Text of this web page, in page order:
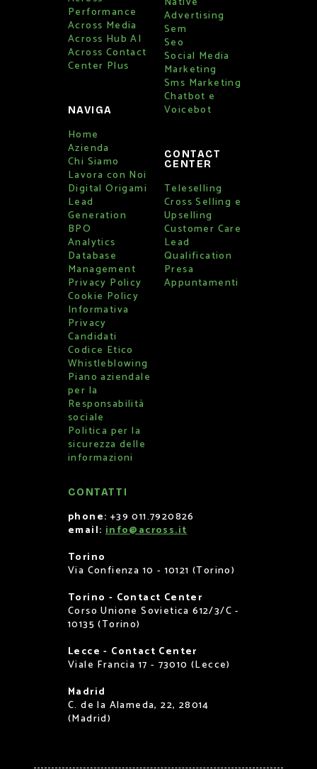
Performance
Across Media
Across Hub AI
Across Contact
Center Plus
NAVIGA
Home
Azienda
Chi Siamo
Lavora con Noi
Digital Origami
Lead
Generation
BPO
Analytics
Database
Management
Privacy Policy
Cookie Policy
Informativa
Privacy
Candidati
Codice Etico
Whistleblowing
Piano aziendale
per la
Responsabilità
sociale
Politica per la
sicurezza delle
informazioni
Advertising
Sem
Seo
Social Media
Marketing
Sms Marketing
Chatbot e
Voicebot
CONTACT
CENTER
Teleselling
Cross Selling e
Upselling
Customer Care
Lead
Qualification
Presa
Appuntamenti
CONTATTI
phone: +39 011.7920826
email: info@across.it
Torino
Via Confienza 10 - 10121 (Torino)
Torino - Contact Center
Corso Unione Sovietica 612/3/C -
10135 (Torino)
Lecce - Contact Center
Viale Francia 17 - 73010 (Lecce)
Madrid
C. de la Alameda, 22, 28014
(Madrid)